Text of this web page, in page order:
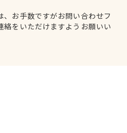
お手数ですがお問い合わせフ
絡をいただけますようお願いい